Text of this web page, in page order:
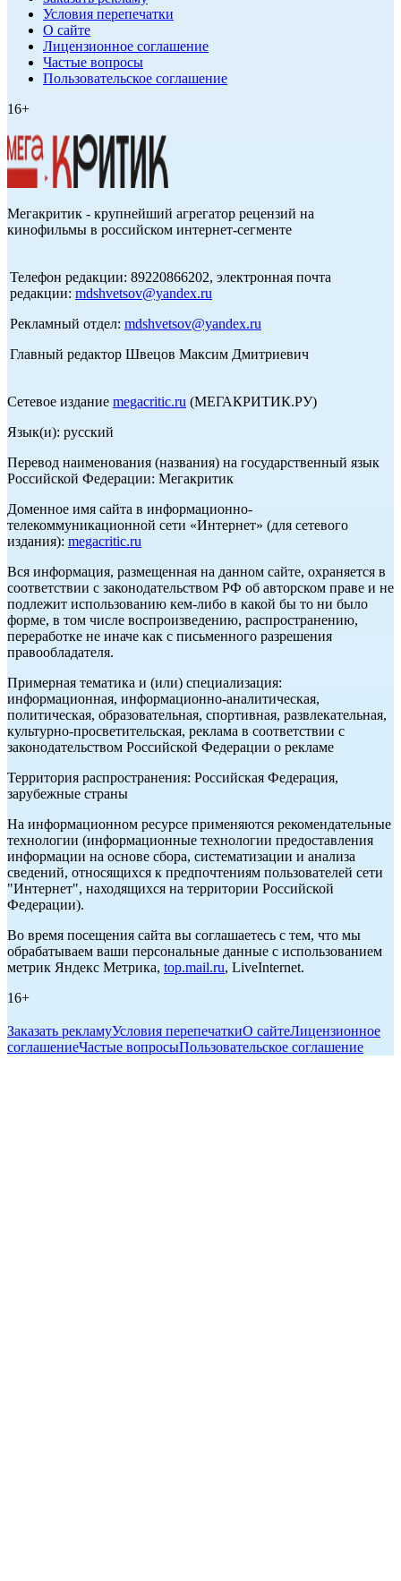
Условия перепечатки
О сайте
Лицензионное соглашение
Частые вопросы
Пользовательское соглашение
16+
Мегакритик - крупнейший агрегатор рецензий на
кинофильмы в российском интернет-сегменте
Телефон редакции: 89220866202, электронная почта
редакции: mdshvetsov@yandex.ru
Рекламный отдел: mdshvetsov@yandex.ru
Главный редактор Швецов Максим Дмитриевич
Сетевое издание megacritic.ru (МЕГАКРИТИК.РУ)
Язык(и): русский
Перевод наименования (названия) на государственный язык
Российской Федерации: Мегакритик
Доменное имя сайта в информационно-
телекоммуникационной сети «Интернет» (для сетевого
издания): megacritic.ru
Вся информация, размещенная на данном сайте, охраняется в
соответствии с законодательством РФ об авторском праве и не
подлежит использованию кем-либо в какой бы то ни было
форме, в том числе воспроизведению, распространению,
переработке не иначе как с письменного разрешения
правообладателя.
Примерная тематика и (или) специализация:
информационная, информационно-аналитическая,
политическая, образовательная, спортивная, развлекательная,
культурно-просветительская, реклама в соответствии с
законодательством Российской Федерации о рекламе
Территория распространения: Российская Федерация,
зарубежные страны
На информационном ресурсе применяются рекомендательные
технологии (информационные технологии предоставления
информации на основе сбора, систематизации и анализа
сведений, относящихся к предпочтениям пользователей сети
"Интернет", находящихся на территории Российской
Федерации).
Во время посещения сайта вы соглашаетесь с тем, что мы
обрабатываем ваши персональные данные с использованием
метрик Яндекс Метрика, top.mail.ru, LiveInternet.
16+
Заказать рекламуУсловия перепечаткиО сайтеЛицензионное
соглашениеЧастые вопросыПользовательское соглашение